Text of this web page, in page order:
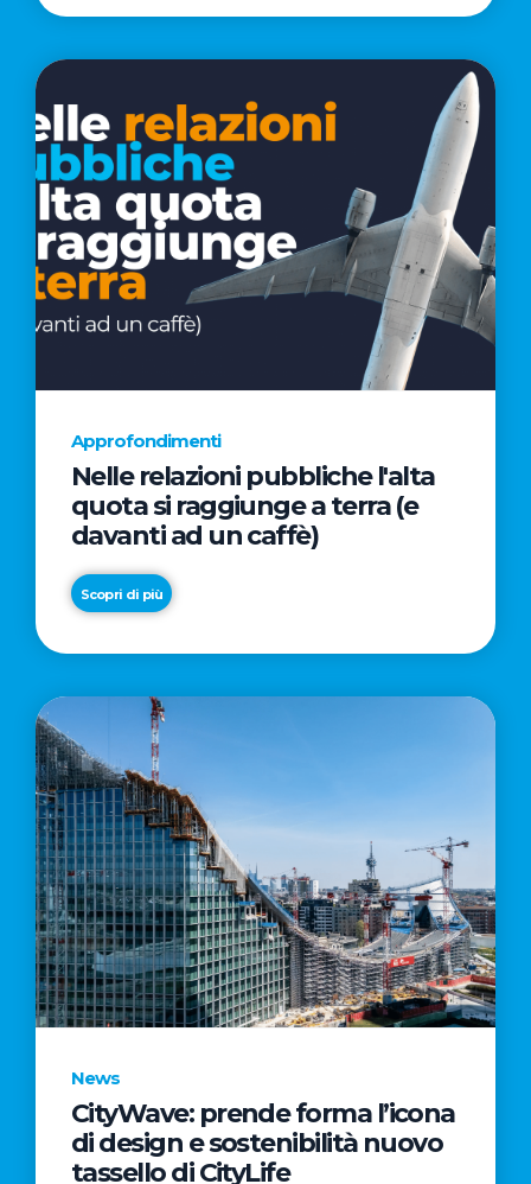
Approfondimenti
Nelle relazioni pubbliche l'alta
quota si raggiunge a terra (e
davanti ad un caffè)
Scopri di più
News
CityWave: prende forma l’icona
di design e sostenibilità nuovo
tassello di CityLife
News